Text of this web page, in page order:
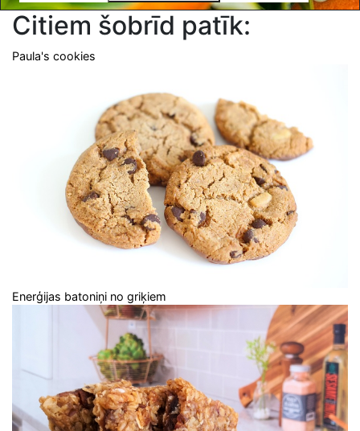
Citiem šobrīd patīk:
Paula's cookies
Enerģijas batoniņi no griķiem